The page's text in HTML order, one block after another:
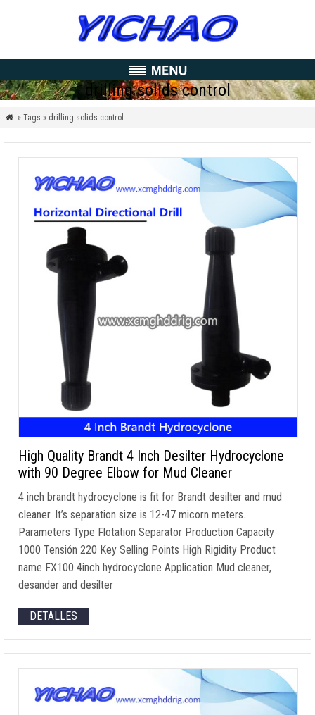
drilling solids control
 » Tags » drilling solids control
High Quality Brandt 4 Inch Desilter Hydrocyclone
with 90 Degree Elbow for Mud Cleaner
4 inch brandt hydrocyclone is fit for Brandt desilter and mud
cleaner. It’s separation size is 12-47 micorn meters.
Parameters Type Flotation Separator Production Capacity
1000 Tensión 220 Key Selling Points High Rigidity Product
name FX100 4inch hydrocyclone Application Mud cleaner,
desander and desilter
DETALLES